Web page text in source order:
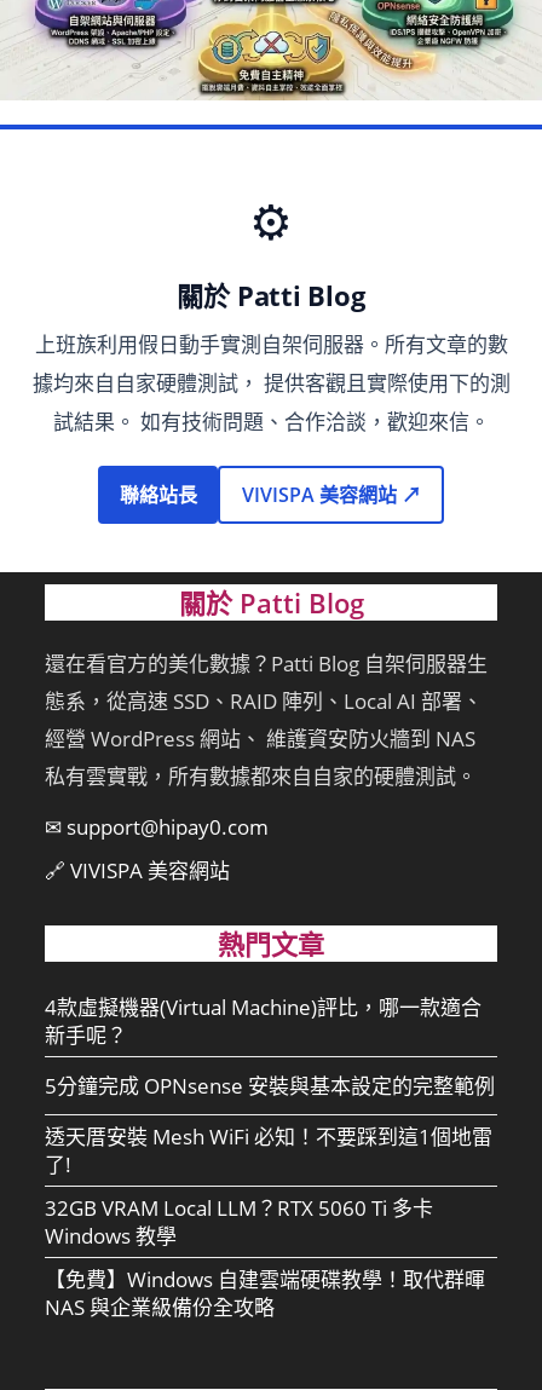
⚙️
關於 Patti Blog
上班族利用假日動手實測自架伺服器。所有文章的數
據均來自自家硬體測試， 提供客觀且實際使用下的測
試結果。 如有技術問題、合作洽談，歡迎來信。
聯絡站長 VIVISPA 美容網站 ↗
關於 Patti Blog
還在看官方的美化數據？Patti Blog 自架伺服器生
態系，從高速 SSD、RAID 陣列、Local AI 部署、
經營 WordPress 網站、 維護資安防火牆到 NAS
私有雲實戰，所有數據都來自自家的硬體測試。
✉ support@hipay0.com
🔗 VIVISPA 美容網站
熱門文章
4款虛擬機器(Virtual Machine)評比，哪一款適合
新手呢？
5分鐘完成 OPNsense 安裝與基本設定的完整範例
透天厝安裝 Mesh WiFi 必知！不要踩到這1個地雷
了!
32GB VRAM Local LLM？RTX 5060 Ti 多卡
Windows 教學
【免費】Windows 自建雲端硬碟教學！取代群暉
NAS 與企業級備份全攻略